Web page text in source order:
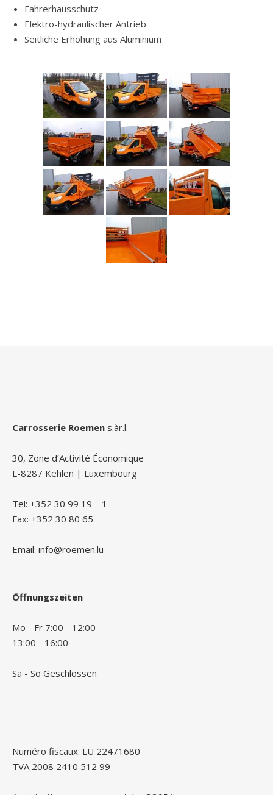
Fahrerhausschutz
Elektro-hydraulischer Antrieb
Seitliche Erhöhung aus Aluminium
Carrosserie Roemen s.àr.l.
30, Zone d’Activité Économique
L-8287 Kehlen | Luxembourg
Tel: +352 30 99 19 – 1
Fax: +352 30 80 65
Email: info@roemen.lu
Öffnungszeiten
Mo - Fr 7:00 - 12:00
13:00 - 16:00
Sa - So Geschlossen
Numéro fiscaux: LU 22471680
TVA 2008 2410 512 99